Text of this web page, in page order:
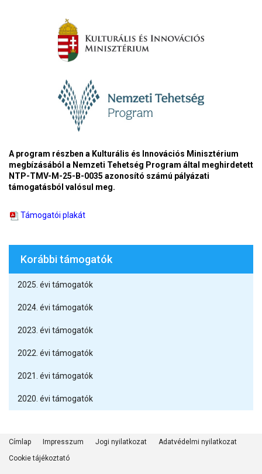
A program részben a Kulturális és Innovációs Minisztérium
megbízásából a Nemzeti Tehetség Program által meghirdetett
NTP-TMV-M-25-B-0035 azonosító számú pályázati
támogatásból valósul meg.
Támogatói plakát
Korábbi támogatók
2025. évi támogatók
2024. évi támogatók
2023. évi támogatók
2022. évi támogatók
2021. évi támogatók
2020. évi támogatók
Címlap Impresszum Jogi nyilatkozat
Adatvédelmi nyilatkozat
Cookie tájékoztató